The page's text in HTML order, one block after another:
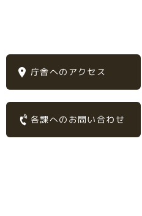
庁舎へのアクセス
各課へのお問い合わせ